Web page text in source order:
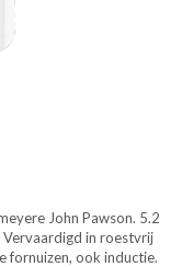
John Pawson. 5.2
in roestvrij
fornuizen, ook inductie.